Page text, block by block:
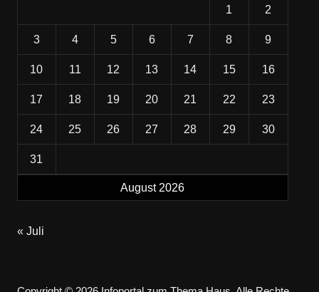
August 2026
1 2
3 4 5 6 7 8 9
10 11 12 13 14 15 16
17 18 19 20 21 22 23
24 25 26 27 28 29 30
31
« Juli